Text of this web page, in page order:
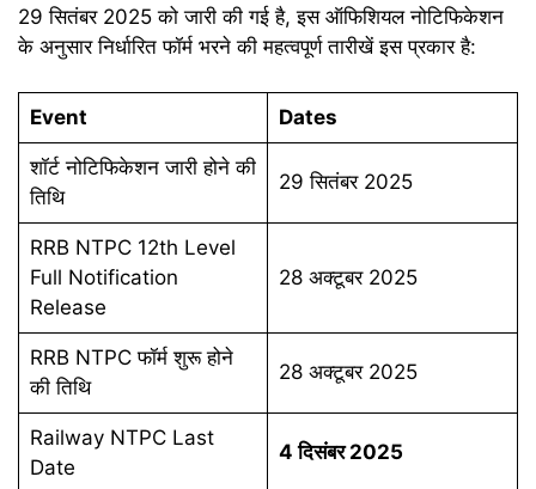
29 सितंबर 2025 को जारी की गई है, इस ऑफिशियल नोटिफिकेशन
के अनुसार निर्धारित फॉर्म भरने की महत्वपूर्ण तारीखें इस प्रकार है:
Event Dates
शॉर्ट नोटिफिकेशन जारी होने की
तिथि
29 सितंबर 2025
RRB NTPC 12th Level
Full Notification
Release
28 अक्टूबर 2025
RRB NTPC फॉर्म शुरू होने
की तिथि
28 अक्टूबर 2025
Railway NTPC Last
Date
4 दिसंबर 2025